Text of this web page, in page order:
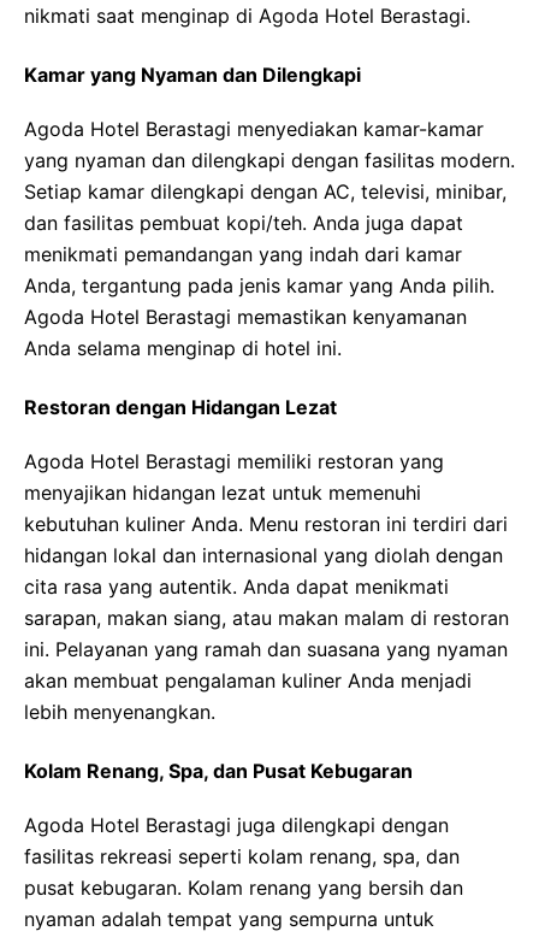
nikmati saat menginap di Agoda Hotel Berastagi.
Kamar yang Nyaman dan Dilengkapi
Agoda Hotel Berastagi menyediakan kamar-kamar
yang nyaman dan dilengkapi dengan fasilitas modern.
Setiap kamar dilengkapi dengan AC, televisi, minibar,
dan fasilitas pembuat kopi/teh. Anda juga dapat
menikmati pemandangan yang indah dari kamar
Anda, tergantung pada jenis kamar yang Anda pilih.
Agoda Hotel Berastagi memastikan kenyamanan
Anda selama menginap di hotel ini.
Restoran dengan Hidangan Lezat
Agoda Hotel Berastagi memiliki restoran yang
menyajikan hidangan lezat untuk memenuhi
kebutuhan kuliner Anda. Menu restoran ini terdiri dari
hidangan lokal dan internasional yang diolah dengan
cita rasa yang autentik. Anda dapat menikmati
sarapan, makan siang, atau makan malam di restoran
ini. Pelayanan yang ramah dan suasana yang nyaman
akan membuat pengalaman kuliner Anda menjadi
lebih menyenangkan.
Kolam Renang, Spa, dan Pusat Kebugaran
Agoda Hotel Berastagi juga dilengkapi dengan
fasilitas rekreasi seperti kolam renang, spa, dan
pusat kebugaran. Kolam renang yang bersih dan
nyaman adalah tempat yang sempurna untuk